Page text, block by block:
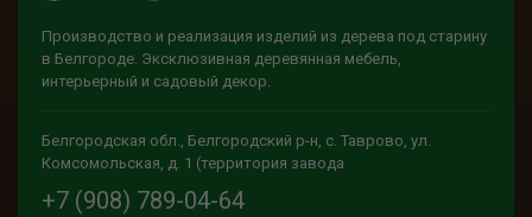
Производство и реализация изделий из дерева под старину
в Белгороде. Эксклюзивная деревянная мебель,
интерьерный и садовый декор.
Белгородская обл., Белгородский р-н, с. Таврово, ул.
Комсомольская, д. 1 (территория завода
+7 (908) 789-04-64